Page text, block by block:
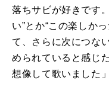
落ちサビが好きです
い”とか“この楽しか
て、さらに次につな
められていると感じ
想像して歌いました」